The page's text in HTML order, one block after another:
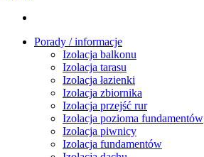
Porady / informacje
Izolacja balkonu
Izolacja tarasu
Izolacja łazienki
Izolacja zbiornika
Izolacja przejść rur
Izolacja pozioma fundamentów
Izolacja piwnicy
Izolacja fundamentów